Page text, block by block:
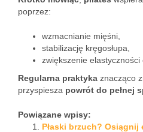
poprzez:
wzmacnianie mięśni,
stabilizację kręgosłupa,
zwiększenie elastyczności
Regularna praktyka znacząco
przyspiesza powrót do pełnej
Powiązane wpisy:
Płaski brzuch?